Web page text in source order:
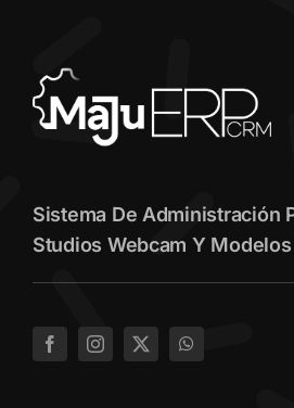
Sistema De Administración
Studios Webcam Y